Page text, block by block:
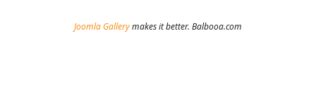
Joomla Gallerymakes it better. Balbooa.com